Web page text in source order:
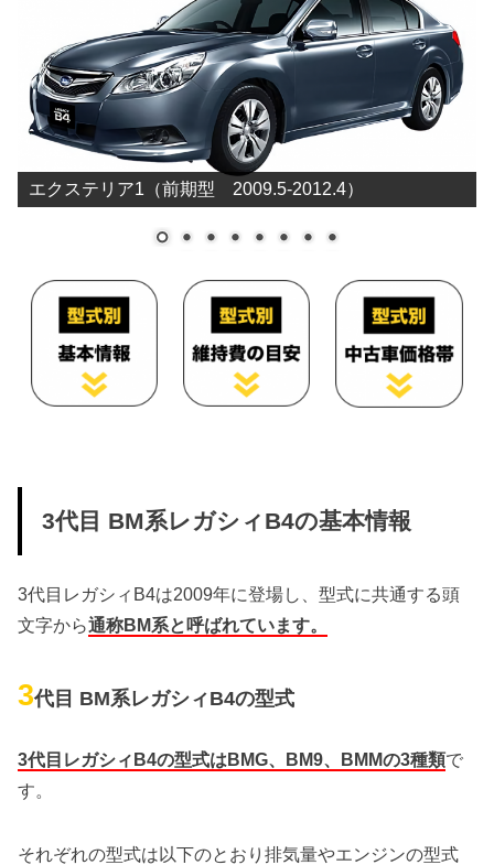
エクステリア1（前期型 2009.5-2012.4）
3代目 BM系レガシィB4の基本情報
3代目レガシィB4は2009年に登場し、型式に共通する頭
文字から通称BM系と呼ばれています。
3代目 BM系レガシィB4の型式
3代目レガシィB4の型式はBMG、BM9、BMMの3種類で
す。
それぞれの型式は以下のとおり排気量やエンジンの型式